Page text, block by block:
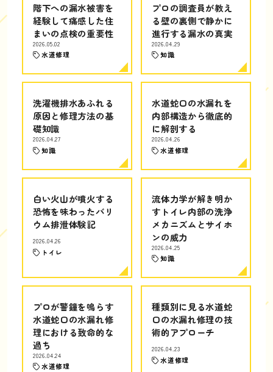
階下への漏水被害を
経験して痛感した住
まいの点検の重要性
2026.05.02
水道修理
プロの調査員が教え
る壁の裏側で静かに
進行する漏水の真実
2026.04.29
知識
洗濯機排水あふれる
原因と修理方法の基
礎知識
2026.04.27
知識
水道蛇口の水漏れを
内部構造から徹底的
に解剖する
2026.04.26
水道修理
白い火山が噴火する
恐怖を味わったバリ
ウム排泄体験記
2026.04.26
トイレ
流体力学が解き明か
すトイレ内部の洗浄
メカニズムとサイホ
ンの威力
2026.04.25
知識
プロが警鐘を鳴らす
水道蛇口の水漏れ修
理における致命的な
過ち
2026.04.24
水道修理
種類別に見る水道蛇
口の水漏れ修理の技
術的アプローチ
2026.04.23
水道修理